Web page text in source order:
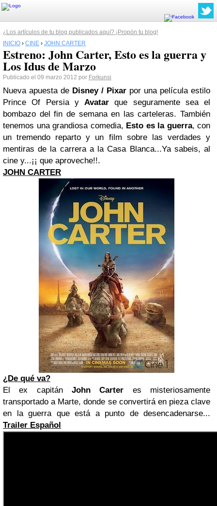
¿Los artículos de tu blog publicados aquí? ¡Propón tu blog!
INICIO › CINE › JOHN CARTER
Estreno: John Carter, Esto es la guerra y
Los Idus de Marzo
Publicado el 09 marzo 2012 por Forkunsi
Nueva apuesta de Disney/ Pixar por una película estilo
Prince Of Persia y Avatar que seguramente sea el
bombazo del fin de semana en las carteleras. También
tenemos una grandiosa comedia, Esto es la guerra, con
un tremendo reparto y un film sobre las verdades y
mentiras de la carrera a la Casa Blanca...Ya sabeis, al
cine y...¡¡ que aproveche!!.
JOHN CARTER
¿De qué va?
El ex capitán John Carter es misteriosamente
transportado a Marte, donde se convertirá en pieza clave
en la guerra que está a punto de desencadenarse...
Trailer Español